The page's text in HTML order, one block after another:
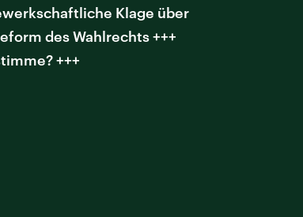
Klage über
des Wahlrechts +++
+++